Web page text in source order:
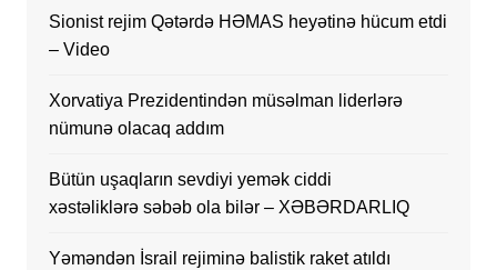
Sionist rejim Qətərdə HƏMAS heyətinə hücum etdi
– Video
Xorvatiya Prezidentindən müsəlman liderlərə
nümunə olacaq addım
Bütün uşaqların sevdiyi yemək ciddi
xəstəliklərə səbəb ola bilər – XƏBƏRDARLIQ
Yəməndən İsrail rejiminə balistik raket atıldı